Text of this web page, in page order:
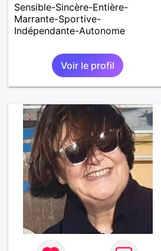
Sensible-Sincère-Entière-
Marrante-Sportive-
Indépendante-Autonome
Voir le profil